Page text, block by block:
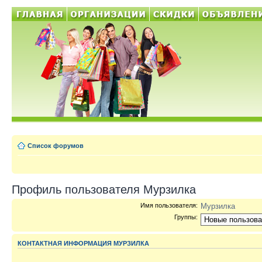
Список форумов
Профиль пользователя Мурзилка
Имя пользователя: Мурзилка
Группы:
КОНТАКТНАЯ ИНФОРМАЦИЯ МУРЗИЛКА